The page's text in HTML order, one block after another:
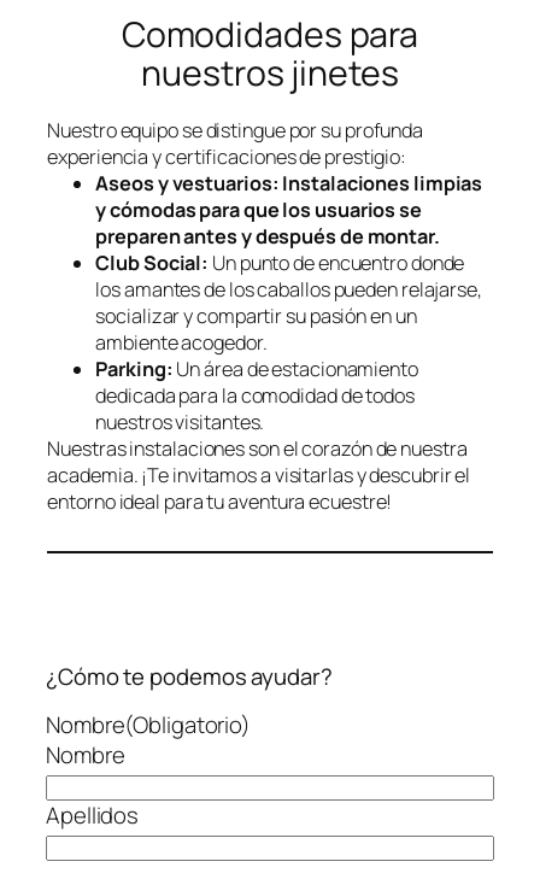
Comodidades para
nuestros jinetes
Nuestro equipo se distingue por su profunda
experiencia y certificaciones de prestigio:
Aseos y vestuarios: Instalaciones limpias
y cómodas para que los usuarios se
preparen antes y después de montar.
Club Social: Un punto de encuentro donde
los amantes de los caballos pueden relajarse,
socializar y compartir su pasión en un
ambiente acogedor.
Parking: Un área de estacionamiento
dedicada para la comodidad de todos
nuestros visitantes.
Nuestras instalaciones son el corazón de nuestra
academia. ¡Te invitamos a visitarlas y descubrir el
entorno ideal para tu aventura ecuestre!
¿Cómo te podemos ayudar?
Nombre(Obligatorio)
Nombre
Apellidos